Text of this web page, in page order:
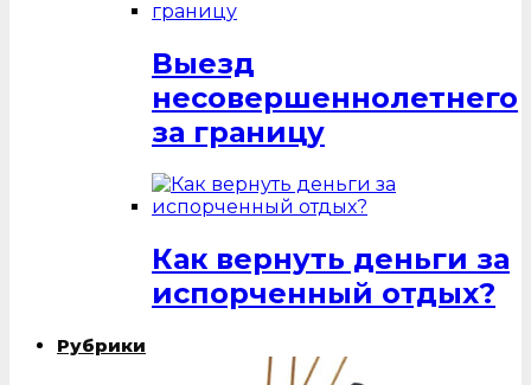
Выезд
несовершеннолетнего
за границу
Как вернуть деньги за
испорченный отдых?
Рубрики